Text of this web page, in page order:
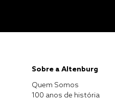
Sobre a Altenburg
Quem Somos
100 anos de história